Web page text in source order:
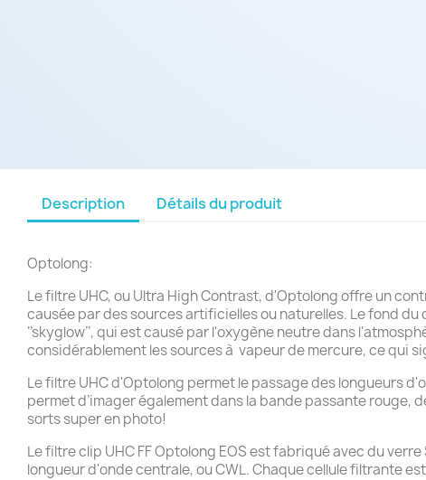
Description Détails du produit
Optolong:
Le filtre UHC, ou Ultra High Contrast, d'Optolong offre un
causée par des sources artificielles ou naturelles. Le fond
‘’skyglow’’, qui est causé par l'oxygène neutre dans
considérablement les sources à vapeur de mercure, ce qui
Le filtre UHC d'Optolong permet le passage des longueurs
permet d’imager également dans la bande passante rouge,
sorts super en photo!
Le filtre clip UHC FF Optolong EOS est fabriqué avec du
longueur d'onde centrale, ou CWL. Chaque cellule filtrante